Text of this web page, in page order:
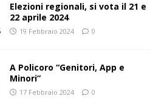
Elezioni regionali, si vota il 21 e
22 aprile 2024
19 Febbraio 2024 0
A Policoro “Genitori, App e
Minori”
17 Febbraio 2024 0